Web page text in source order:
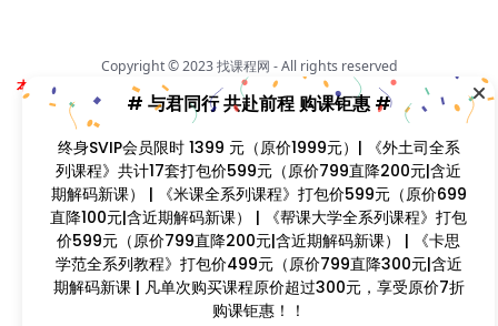
Copyright © 2023找课程网 - All rights reserved
本站支持课程资源互换，优质课程资源互换请联系微信在线客服：zkcw598 (备
注：课程互换)
闽ICP备2022077749号
首页 分类 会员 我的
799直降300元|含近期解码新课 | 凡单次购买课程原价超
过300元，享受原价7折购课钜惠！！